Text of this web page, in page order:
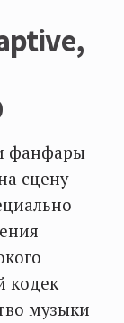
фанфары
сцену
кодек
музыки